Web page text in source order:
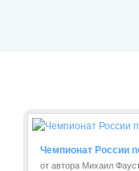
Чемпионат России
от автора Михаил